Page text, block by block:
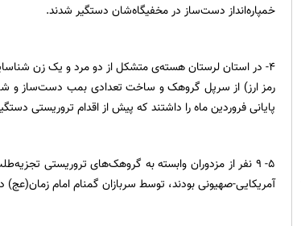
خمپاره‌انداز دست‌ساز در مخفیگاه‌شان دستگیر شدند.
۴- در استان لرستان هسته‌ی متشکل از دو مرد و یک زن
رمز ارز) از سرپل گروهک و ساخت تعدادی بمب دست‌ساز و
پایانی فروردین ماه را داشتند که پیش از اقدام تروریستی
۵- ۹ نفر از مزدوران وابسته به گروهک‌های تروریستی
آمریکایی-صهیونی بودند، توسط سربازان گمنام امام